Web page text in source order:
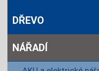
DŘEVO
NÁŘADÍ